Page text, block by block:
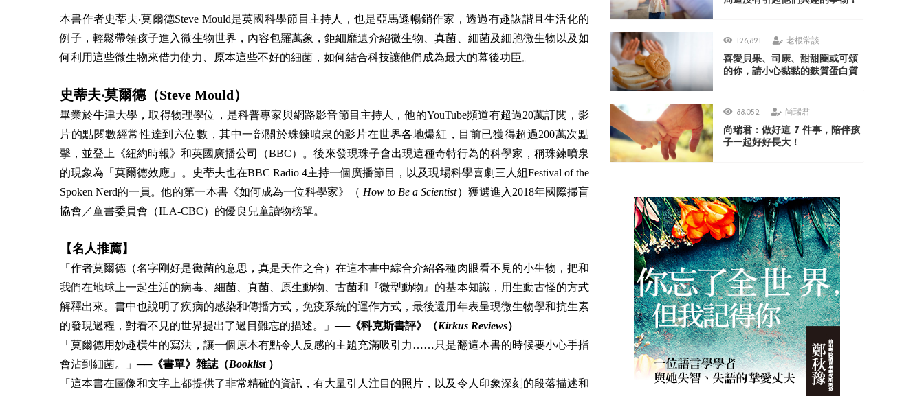
本書作者史蒂夫‧莫爾德Steve Mould是英國科學節目主持人，也是亞馬遜暢銷作家，透過有趣詼諧且生活化的
例子，輕鬆帶領孩子進入微生物世界，內容包羅萬象，鉅細靡遺介紹微生物、真菌、細菌及細胞微生物以及如
何利用這些微生物來借力使力、原本這些不好的細菌，如何結合科技讓他們成為最大的幕後功臣。
史蒂夫‧莫爾德（Steve Mould）
畢業於牛津大學，取得物理學位，是科普專家與網路影音節目主持人，他的YouTube頻道有超過20萬訂閱，影
片的點閱數經常性達到六位數，其中一部關於珠鍊噴泉的影片在世界各地爆紅，目前已獲得超過200萬次點
擊，並登上《紐約時報》和英國廣播公司（BBC）。後來發現珠子會出現這種奇特行為的科學家，稱珠鍊噴泉
的現象為「莫爾德效應」。史蒂夫也在BBC Radio 4主持一個廣播節目，以及現場科學喜劇三人組Festival of the
Spoken Nerd的一員。他的第一本書《如何成為一位科學家》（ How to Be a Scientist）獲選進入2018年國際掃盲
協會／童書委員會（ILA-CBC）的優良兒童讀物榜單。
【名人推薦】
「作者莫爾德（名字剛好是黴菌的意思，真是天作之合）在這本書中綜合介紹各種肉眼看不見的小生物，把和
我們在地球上一起生活的病毒、細菌、真菌、原生動物、古菌和『微型動物』的基本知識，用生動古怪的方式
解釋出來。書中也說明了疾病的感染和傳播方式，免疫系統的運作方式，最後還用年表呈現微生物學和抗生素
的發現過程，對看不見的世界提出了過目難忘的描述。」 ──《科克斯書評》（Kirkus Reviews）
「莫爾德用妙趣橫生的寫法，讓一個原本有點令人反感的主題充滿吸引力……只是翻這本書的時候要小心手指
會沾到細菌。」 ──《書單》雜誌（Booklist ）
「這本書在圖像和文字上都提供了非常精確的資訊，有大量引人注目的照片，以及令人印象深刻的段落描述和
126,821 老根常談
喜愛貝果、司康、甜甜圈或可頌
的你，請小心黏黏的麩質蛋白質
88,052 尚瑞君
尚瑞君：做好這 7 件事，陪伴孩
子一起好好長大！